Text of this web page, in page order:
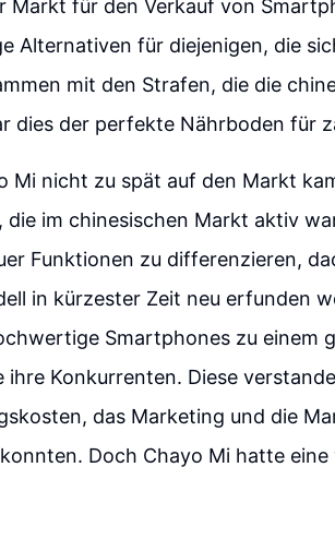
Markt für den Verkauf von
Alternativen für diejenigen, die
mit den Strafen, die die
dies der perfekte Nährboden für
Mi nicht zu spät auf den Markt
die im chinesischen Markt aktiv
Funktionen zu differenzieren,
in kürzester Zeit neu erfunden
Smartphones zu einem
Konkurrenten. Diese
das Marketing und die
Doch Chayo Mi hatte eine